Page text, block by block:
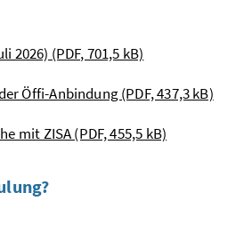
(PDF, 701,5 kB)
Öffi-Anbindung (PDF, 437,3 kB)
mit ZISA (PDF, 455,5 kB)